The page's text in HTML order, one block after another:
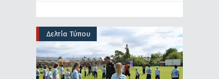
Δελτία Τύπου